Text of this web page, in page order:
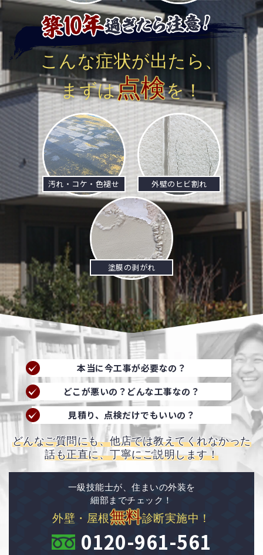
こんな症状が出たら、
まずは点検を！
汚れ・コケ・色褪せ 外壁のヒビ割れ
塗膜の剥がれ
本当に今工事が必要なの？
どこが悪いの？どんな工事なの？
見積り、点検だけでもいいの？
どんなご質問にも、他店では教えてくれなかった
話も正直に、丁寧にご説明します！
一級技能士が、住まいの外装を
細部までチェック！
外壁・屋根無料診断実施中！
0120-961-561